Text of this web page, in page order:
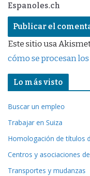
Espanoles.ch
Este sitio usa
cómo se procesan
Lo más visto
Buscar un empleo
Trabajar en Suiza
Homologación de títulos
Centros y asociaciones
Transportes y mudanzas